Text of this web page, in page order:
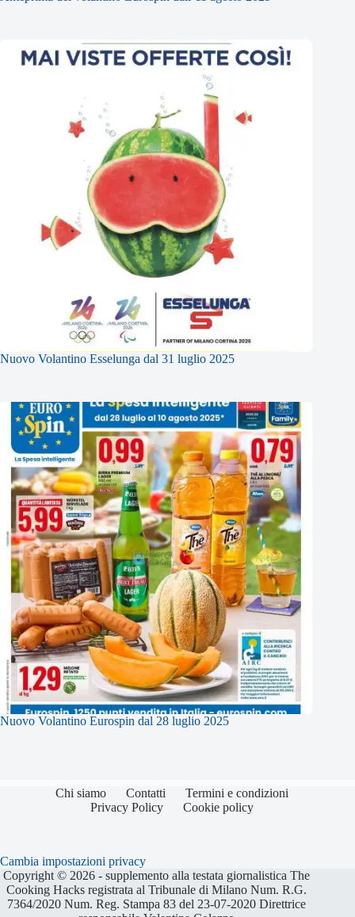
Nuovo Volantino Esselunga dal 31 luglio 2025
Nuovo Volantino Eurospin dal 28 luglio 2025
Chi siamo Contatti
Termini e condizioni
Privacy Policy
Cookie policy
Cambia impostazioni privacy
Copyright © 2026 - supplemento alla testata giornalistica The
Cooking Hacks registrata al Tribunale di Milano Num. R.G.
7364/2020 Num. Reg. Stampa 83 del 23-07-2020 Direttrice